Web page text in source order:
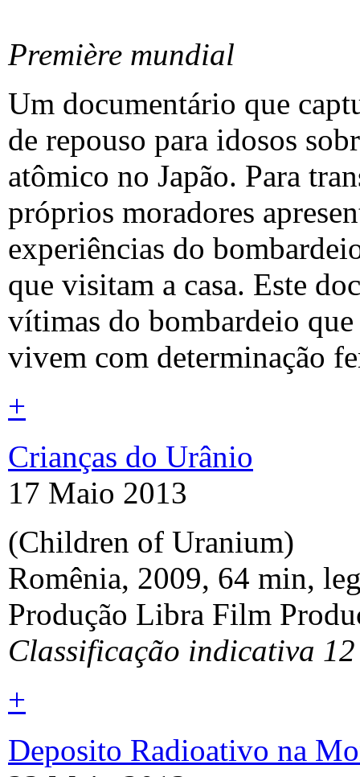
Première mundial
Um documentário que
de repouso para idosos
atômico no Japão. Para
próprios moradores
experiências do
que visitam a casa. Este
vítimas do bombardeio
vivem com determinação
+
Crianças do Urânio
17 Maio 2013
(Children of Uranium)
Romênia, 2009, 64 min,
Produção Libra Film
Classificação indicativa 12
+
Deposito Radioativo na